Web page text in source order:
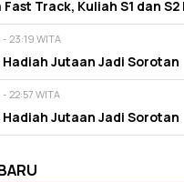
Track, Kuliah S1 dan
- 23:19 WITA
Hadiah Jutaan Jadi Sorotan
22:57 WITA
Hadiah Jutaan Jadi Sorotan